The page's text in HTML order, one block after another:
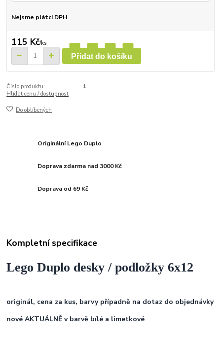
Nejsme plátci DPH
115 Kč/ks
Přidat do košíku
Číslo produktu:
1
Hlídat cenu / dostupnost
Do oblíbených
Originální Lego Duplo
Doprava zdarma nad 3000 Kč
Doprava od 69 Kč
Kompletní specifikace
Lego Duplo desky / podložky 6x12
originál, cena za kus, barvy případně na dotaz do objednávky
nové AKTUÁLNĚ v barvě bílé a limetkové